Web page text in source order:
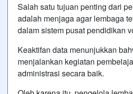
Salah satu tujuan penting dari
adalah menjaga agar lembaga
dalam sistem pusat pendidikan
Keaktifan data menunjukkan
menjalankan kegiatan
administrasi secara baik.